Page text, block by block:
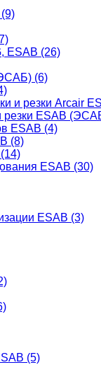
ESAB (26)
(6)
и резки Arcair
резки ESAB
ESAB (4)
(8)
ESAB (30)
ESAB (3)
(5)